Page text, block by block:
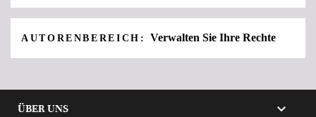
AUTORENBEREICH: Verwalten Sie Ihre Rechte
ÜBER UNS 